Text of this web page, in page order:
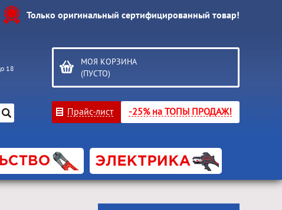
Только оригинальный сертифицированный товар!
18
МОЯ КОРЗИНА
(ПУСТО)
Прайс-лист -25% на ТОПЫ ПРОДАЖ!